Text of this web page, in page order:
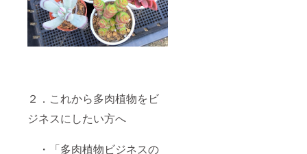
２．これから多肉植物をビ
ジネスにしたい方へ
・「多肉植物ビジネスの